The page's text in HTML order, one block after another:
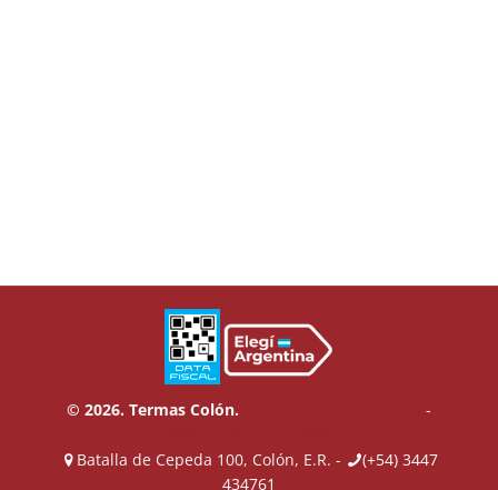
© 2026. Termas Colón.
-
Batalla de Cepeda 100, Colón, E.R. -
(+54) 3447
434761